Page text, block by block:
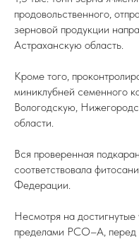
продовольственного,
зерновой продукции
Астраханскую область.
Кроме того,
миниклубней семенного
Вологодскую,
области.
Вся проверенная
соответствовала
Федерации.
Несмотря на
пределами РСО–А, перед